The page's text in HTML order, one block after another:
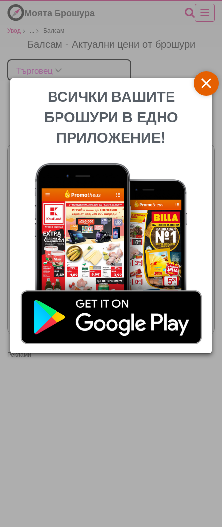
Моята Брошура
Увод > > Балсам
Балсам - Актуални цени от брошури
Търговец
Цената
Кауфланд
03.08.2026 - 09.08.2026
Schauma Шампоан или
Балсам
Покажи брошурата
Пацони
03.08.2026 - 16.08.2026
1,99 €
MEDIX PREMIUM BALSAM
Покажи брошурата
Реклами
ВСИЧКИ ВАШИТЕ
БРОШУРИ В ЕДНО
ПРИЛОЖЕНИЕ!